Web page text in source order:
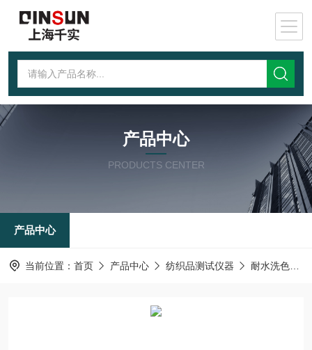
产品中心
PRODUCTS CENTER
产品中心
当前位置： 首页 产品中心 纺织品测试仪器 耐水洗色牢度测试仪